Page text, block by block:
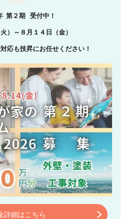
第２期 受付中！
）～８月１４日（金）
応も技昇にお任せください！
詳細はこちら